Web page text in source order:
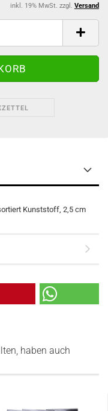
inkl. 19% MwSt. zzgl. Versand
Kunststoff, 2,5 cm
haben auch